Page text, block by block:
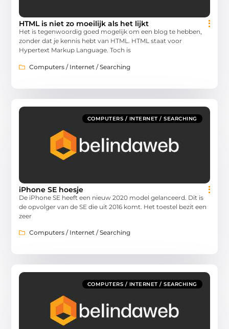
HTML is niet zo moeilijk als het lijkt
Het is tegenwoordig goed mogelijk om een blog te hebben,
zonder dat je kennis hebt van HTML. HTML staat voor
Hypertext Markup Language. Toch is
Computers / Internet / Searching
COMPUTERS / INTERNET / SEARCHING
iPhone SE hoesje
De iPhone SE heeft een nieuw 2020 model gelanceerd. Dit is
de opvolger van de SE die uit 2016 komt. Het toestel bezit een
zeer
Computers / Internet / Searching
COMPUTERS / INTERNET / SEARCHING